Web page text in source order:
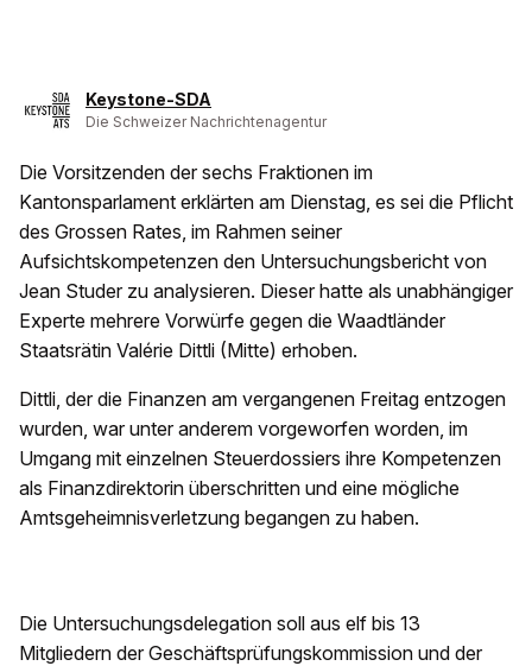
Keystone-SDA
Die Schweizer Nachrichtenagentur
Die Vorsitzenden der sechs Fraktionen im
Kantonsparlament erklärten am Dienstag, es sei die Pflicht
des Grossen Rates, im Rahmen seiner
Aufsichtskompetenzen den Untersuchungsbericht von
Jean Studer zu analysieren. Dieser hatte als unabhängiger
Experte mehrere Vorwürfe gegen die Waadtländer
Staatsrätin Valérie Dittli (Mitte) erhoben.
Dittli, der die Finanzen am vergangenen Freitag entzogen
wurden, war unter anderem vorgeworfen worden, im
Umgang mit einzelnen Steuerdossiers ihre Kompetenzen
als Finanzdirektorin überschritten und eine mögliche
Amtsgeheimnisverletzung begangen zu haben.
Die Untersuchungsdelegation soll aus elf bis 13
Mitgliedern der Geschäftsprüfungskommission und der